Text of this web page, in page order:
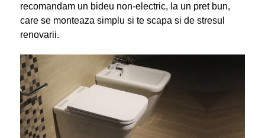
recomandam un bideu non-electric, la un pret bun,
care se monteaza simplu si te scapa si de stresul
renovarii.